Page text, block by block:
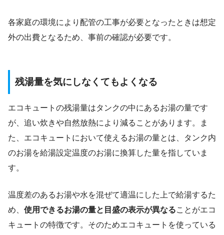
各家庭の環境により配管の工事が必要となったときは想定
外の出費となるため、事前の確認が必要です。
残湯量を気にしなくてもよくなる
エコキュートの残湯量はタンクの中にあるお湯の量です
が、追い炊きや自然放熱により減ることがあります。ま
た、エコキュートにおいて使えるお湯の量とは、タンク内
のお湯を給湯設定温度のお湯に換算した量を指していま
す。
温度差のあるお湯や水を混ぜて適温にした上で給湯するた
め、 使用できるお湯の量と目盛の表示が異なることがエコ
キュートの特徴です。そのためエコキュートを使っている